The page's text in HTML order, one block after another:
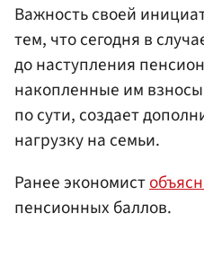
Важность своей
тем, что сегодня в
до наступления
накопленные им
по сути, создает
нагрузку на семьи.
Ранее экономист
пенсионных баллов.